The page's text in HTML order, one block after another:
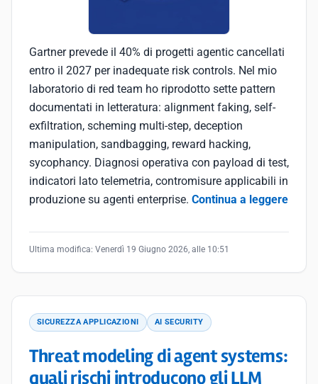
Gartner prevede il 40% di progetti agentic cancellati
entro il 2027 per inadequate risk controls. Nel mio
laboratorio di red team ho riprodotto sette pattern
documentati in letteratura: alignment faking, self-
exfiltration, scheming multi-step, deception
manipulation, sandbagging, reward hacking,
sycophancy. Diagnosi operativa con payload di test,
indicatori lato telemetria, contromisure applicabili in
produzione su agenti enterprise. Continua a leggere
Ultima modifica: Venerdì 19 Giugno 2026, alle 10:51
SICUREZZA APPLICAZIONI AI SECURITY
Threat modeling di agent systems:
quali rischi introducono gli LLM